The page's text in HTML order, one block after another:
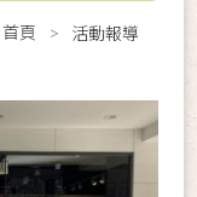
首頁 活動報導